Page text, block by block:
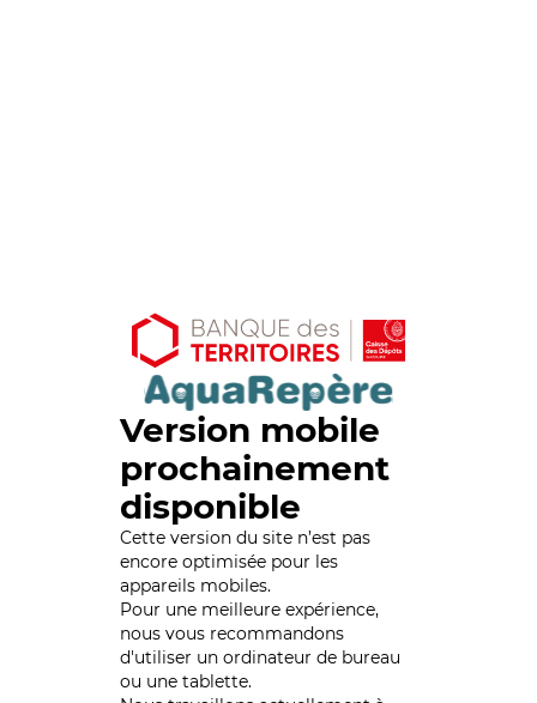
Version mobile
prochainement
disponible
Cette version du site n’est pas
encore optimisée pour les
appareils mobiles.
Pour une meilleure expérience,
nous vous recommandons
d'utiliser un ordinateur de bureau
ou une tablette.